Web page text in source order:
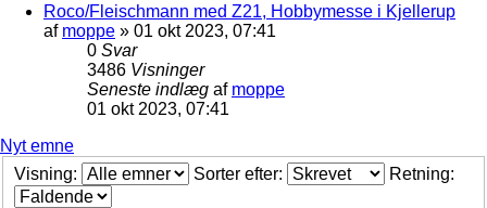
Roco/Fleischmann med Z21, Hobbymesse i Kjellerup
af moppe » 01 okt 2023, 07:41
0 Svar
3486 Visninger
Seneste indlæg af moppe
01 okt 2023, 07:41
Nyt emne
Visning:
Sorter efter: Retning: